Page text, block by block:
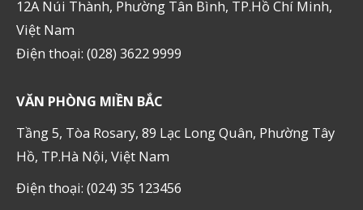
12A Núi Thành, Phường Tân Bình, TP.Hồ Chí Minh,
Việt Nam
Điện thoại: (028) 3622 9999
VĂN PHÒNG MIỀN BẮC
Tầng 5, Tòa Rosary, 89 Lạc Long Quân, Phường Tây
Hồ, TP.Hà Nội, Việt Nam
Điện thoại: (024) 35 123456